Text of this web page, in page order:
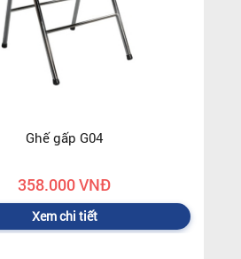
Ghế gấp G04
358.000 VNĐ
Xem chi tiết